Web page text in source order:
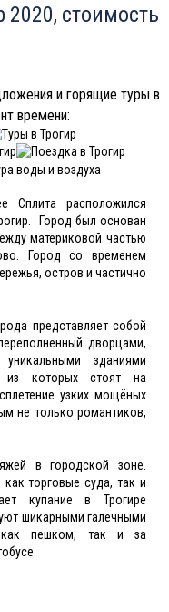
2020, стоимость
и горящие туры в
времени:
Сплита расположился
Город был основан
материковой частью
Город со временем
остров и частично
представляет собой
дворцами,
зданиями
из которых стоят на
узких мощёных
не только романтиков,
в городской зоне.
торговые суда, так и
купание в Трогире
шикарными галечными
как пешком, так и за